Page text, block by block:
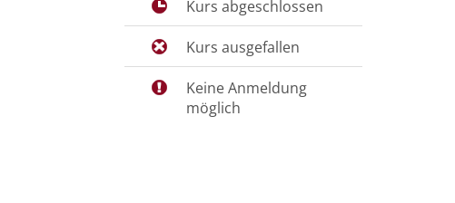
Kurs abgeschlossen
Kurs ausgefallen
Keine Anmeldung
möglich